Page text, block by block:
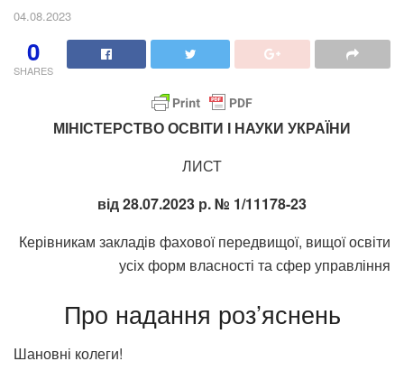
04.08.2023
0
SHARES
МІНІСТЕРСТВО ОСВІТИ І НАУКИ УКРАЇНИ
ЛИСТ
від 28.07.2023 р. № 1/11178-23
Керівникам закладів фахової передвищої, вищої освіти
усіх форм власності та сфер управління
Про надання роз’яснень
Шановні колеги!